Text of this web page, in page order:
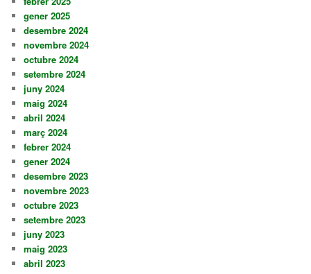
gener 2025
desembre 2024
novembre 2024
octubre 2024
setembre 2024
juny 2024
maig 2024
abril 2024
març 2024
febrer 2024
gener 2024
desembre 2023
novembre 2023
octubre 2023
setembre 2023
juny 2023
maig 2023
abril 2023